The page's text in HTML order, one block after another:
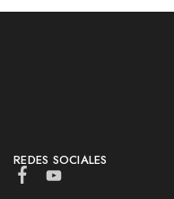
REDES SOCIALES